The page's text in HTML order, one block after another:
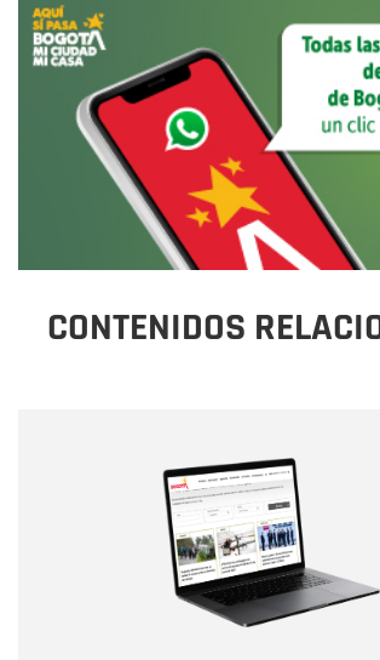
CONTENIDOS
Correo electrónico
Tipo de comentario